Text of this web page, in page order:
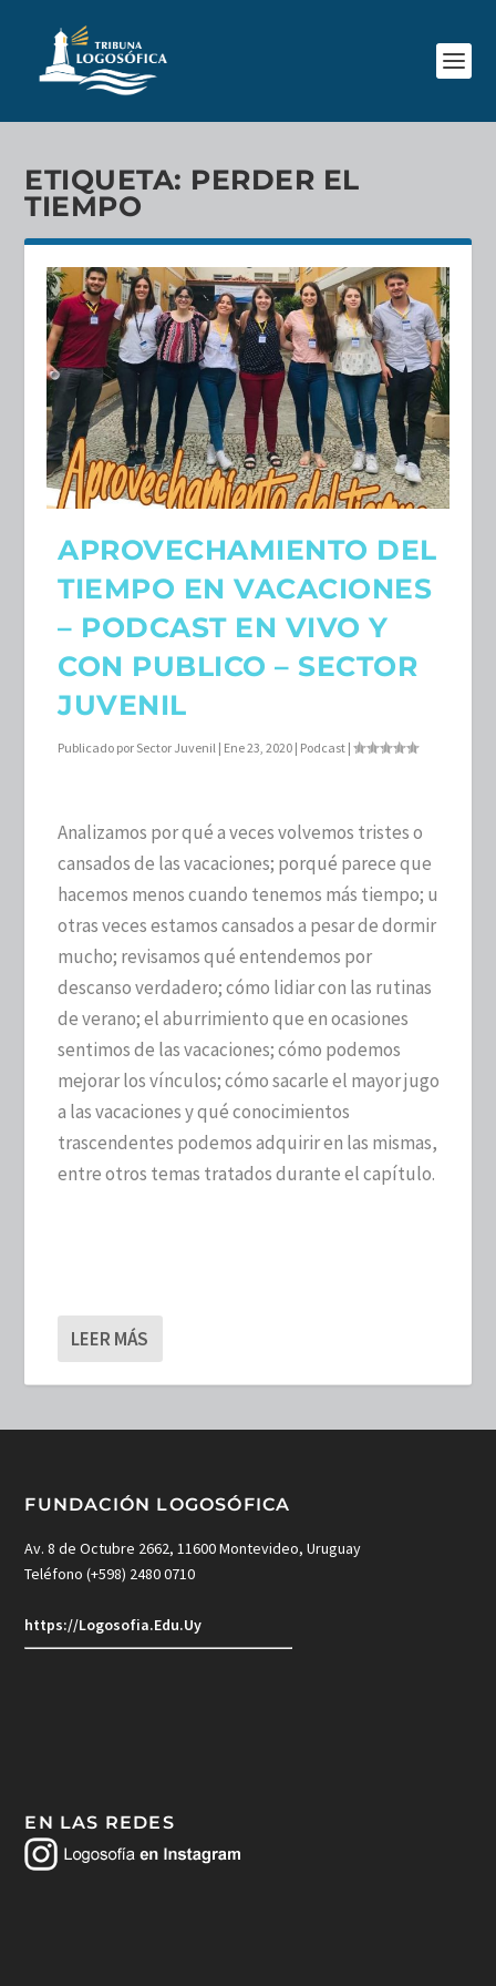
ETIQUETA: PERDER EL
TIEMPO
APROVECHAMIENTO DEL
TIEMPO EN VACACIONES
– PODCAST EN VIVO Y
CON PUBLICO – SECTOR
JUVENIL
Publicado por Sector Juvenil | Ene 23, 2020 | Podcast |
Analizamos por qué a veces volvemos tristes o
cansados de las vacaciones; porqué parece que
hacemos menos cuando tenemos más tiempo; u
otras veces estamos cansados a pesar de dormir
mucho; revisamos qué entendemos por
descanso verdadero; cómo lidiar con las rutinas
de verano; el aburrimiento que en ocasiones
sentimos de las vacaciones; cómo podemos
mejorar los vínculos; cómo sacarle el mayor jugo
a las vacaciones y qué conocimientos
trascendentes podemos adquirir en las mismas,
entre otros temas tratados durante el capítulo.
LEER MÁS
FUNDACIÓN LOGOSÓFICA
Av. 8 de Octubre 2662, 11600 Montevideo, Uruguay
Teléfono (+598) 2480 0710
https://Logosofia.Edu.Uy
EN LAS REDES